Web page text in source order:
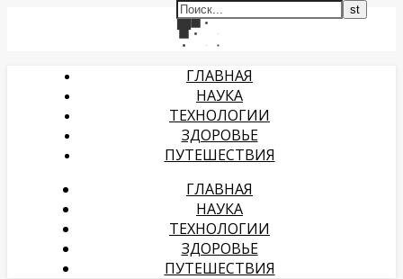
ГЛАВНАЯ
НАУКА
ТЕХНОЛОГИИ
ЗДОРОВЬЕ
ПУТЕШЕСТВИЯ
ГЛАВНАЯ
НАУКА
ТЕХНОЛОГИИ
ЗДОРОВЬЕ
ПУТЕШЕСТВИЯ